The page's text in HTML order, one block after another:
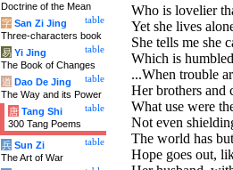
Who is lovelier
Yet she lives
She tells me she
Which is
...When trouble
Her brothers and
What use were
Not even
The world has
Hope goes out,
Doctrine of the Mean
table
字 San Zi Jing
Three-characters book
table
易 Yi Jing
The Book of Changes
table
道 Dao De Jing
The Way and its Power
table
唐 Tang Shi
300 Tang Poems
table
兵 Sun Zi
The Art of War